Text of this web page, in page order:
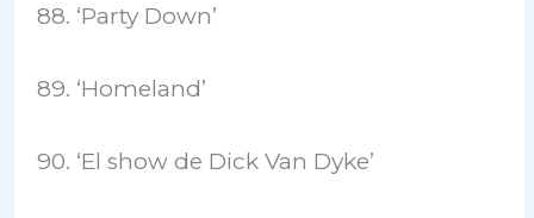
88. ‘Party Down’
89. ‘Homeland’
90. ‘El show de Dick Van Dyke’